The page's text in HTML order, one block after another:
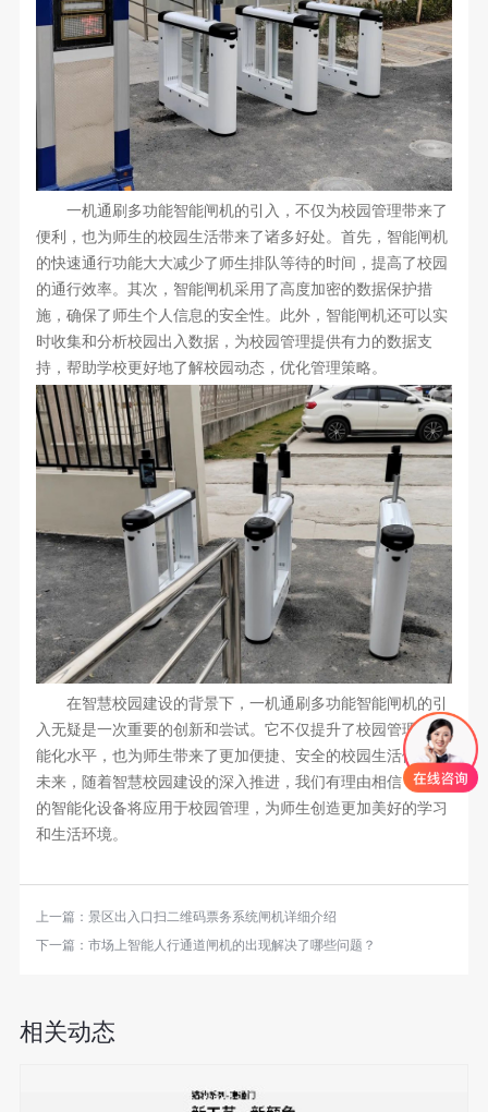
一机通刷多功能智能闸机的引入，不仅为校园管理带来了
便利，也为师生的校园生活带来了诸多好处。首先，智能闸机
的快速通行功能大大减少了师生排队等待的时间，提高了校园
的通行效率。其次，智能闸机采用了高度加密的数据保护措
施，确保了师生个人信息的安全性。此外，智能闸机还可以实
时收集和分析校园出入数据，为校园管理提供有力的数据支
持，帮助学校更好地了解校园动态，优化管理策略。
在智慧校园建设的背景下，一机通刷多功能智能闸机的引
入无疑是一次重要的创新和尝试。它不仅提升了校园管理的智
能化水平，也为师生带来了更加便捷、安全的校园生活体验。
未来，随着智慧校园建设的深入推进，我们有理由相信，更多
的智能化设备将应用于校园管理，为师生创造更加美好的学习
和生活环境。
上一篇： 景区出入口扫二维码票务系统闸机详细介绍
下一篇： 市场上智能人行通道闸机的出现解决了哪些问题？
相关动态